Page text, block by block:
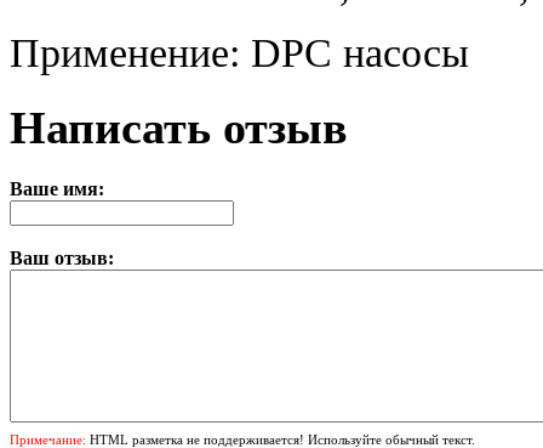
Применение: DPC насосы
Написать отзыв
Ваше имя:
Ваш отзыв:
Примечание: HTML разметка не поддерживается! Используйте обычный текст.